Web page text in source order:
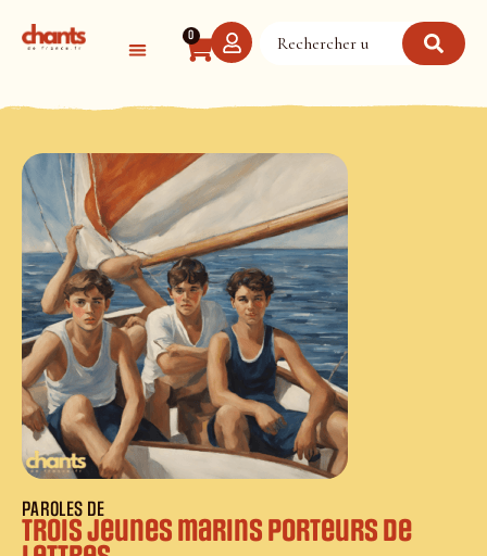
0
PAROLES DE
Trois jeunes marins porteurs de